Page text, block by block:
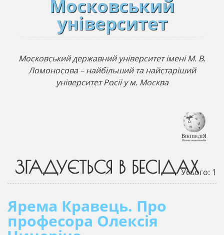
Московський
університет
Московський державний університет імені М. В.
Ломоносова – найбільший та найстаріший
університет Росії у м. Москва
ЗГАДУЄТЬСЯ В БЕСІДАХУсього: 1
Ярема Кравець. Про
професора Олексія